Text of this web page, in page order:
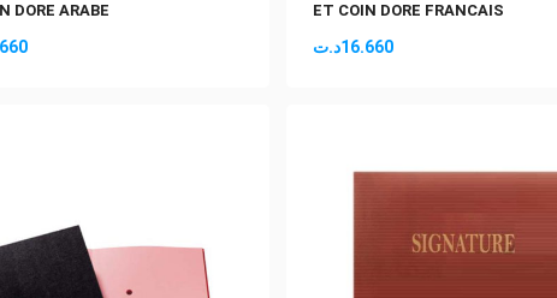
DORE ARABE
ET COIN DORE FRANCAIS
16.660د.ت